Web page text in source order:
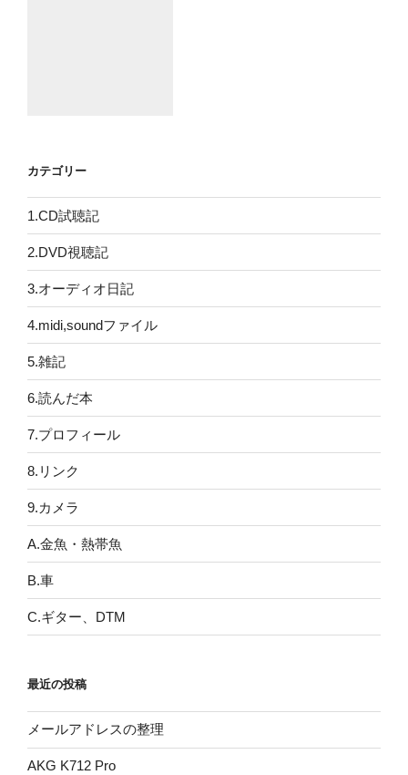
カテゴリー
1.CD試聴記
2.DVD視聴記
3.オーディオ日記
4.midi,soundファイル
5.雑記
6.読んだ本
7.プロフィール
8.リンク
9.カメラ
A.金魚・熱帯魚
B.車
C.ギター、DTM
最近の投稿
メールアドレスの整理
AKG K712 Pro